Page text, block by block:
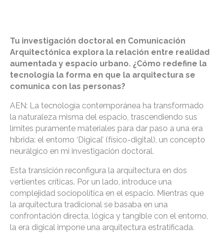
Tu investigación doctoral en Comunicación
Arquitectónica explora la relación entre realidad
aumentada y espacio urbano. ¿Cómo redefine la
tecnología la forma en que la arquitectura se
comunica con las personas?
AEN: La tecnología contemporánea ha transformado
la naturaleza misma del espacio, trascendiendo sus
límites puramente materiales para dar paso a una era
híbrida: el entorno ‘Digical’ (físico-digital), un concepto
neurálgico en mi investigación doctoral.
Esta transición reconfigura la arquitectura en dos
vertientes críticas. Por un lado, introduce una
complejidad sociopolítica en el espacio. Mientras que
la arquitectura tradicional se basaba en una
confrontación directa, lógica y tangible con el entorno,
la era digical impone una arquitectura estratificada.